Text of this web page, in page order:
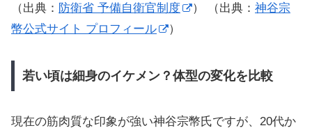
（出典： 防衛省 予備自衛官制度 ） （出典： 神谷宗
幣公式サイト プロフィール
）
若い頃は細身のイケメン？体型の変化を比較
現在の筋肉質な印象が強い神谷宗幣氏ですが、20代か